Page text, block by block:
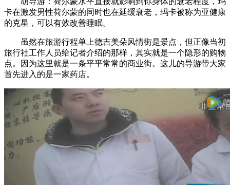
卡在激发男性荷尔蒙的同时也在延缓衰老，玛卡被称为亚健康
的克星，可以有效改善睡眠。
虽然在旅游行程单上德吉美朵风情街是景点，但正像当初
旅行社工作人员给记者介绍的那样，其实就是一个隐形的购物
点。因为这里就是一条平平常常的商业街。这儿的导游带大家
首先进入的是一家药店。